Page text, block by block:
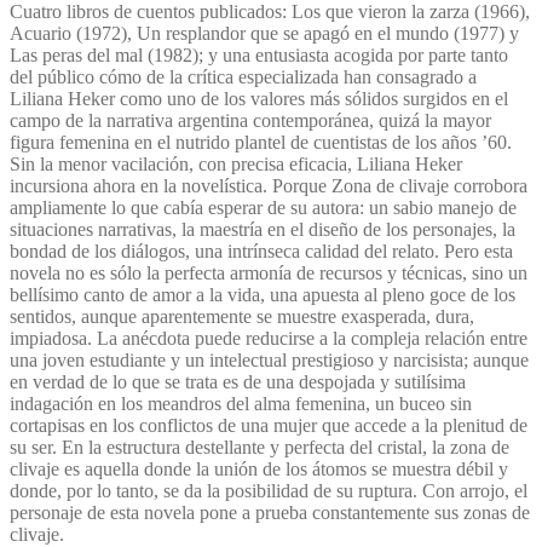
Cuatro libros de cuentos publicados: Los que vieron la zarza (1966),
Acuario (1972), Un resplandor que se apagó en el mundo (1977) y
Las peras del mal (1982); y una entusiasta acogida por parte tanto
del público cómo de la crítica especializada han consagrado a
Liliana Heker como uno de los valores más sólidos surgidos en el
campo de la narrativa argentina contemporánea, quizá la mayor
figura femenina en el nutrido plantel de cuentistas de los años ’60.
Sin la menor vacilación, con precisa eficacia, Liliana Heker
incursiona ahora en la novelística. Porque Zona de clivaje corrobora
ampliamente lo que cabía esperar de su autora: un sabio manejo de
situaciones narrativas, la maestría en el diseño de los personajes, la
bondad de los diálogos, una intrínseca calidad del relato. Pero esta
novela no es sólo la perfecta armonía de recursos y técnicas, sino un
bellísimo canto de amor a la vida, una apuesta al pleno goce de los
sentidos, aunque aparentemente se muestre exasperada, dura,
impiadosa. La anécdota puede reducirse a la compleja relación entre
una joven estudiante y un intelectual prestigioso y narcisista; aunque
en verdad de lo que se trata es de una despojada y sutilísima
indagación en los meandros del alma femenina, un buceo sin
cortapisas en los conflictos de una mujer que accede a la plenitud de
su ser. En la estructura destellante y perfecta del cristal, la zona de
clivaje es aquella donde la unión de los átomos se muestra débil y
donde, por lo tanto, se da la posibilidad de su ruptura. Con arrojo, el
personaje de esta novela pone a prueba constantemente sus zonas de
clivaje.